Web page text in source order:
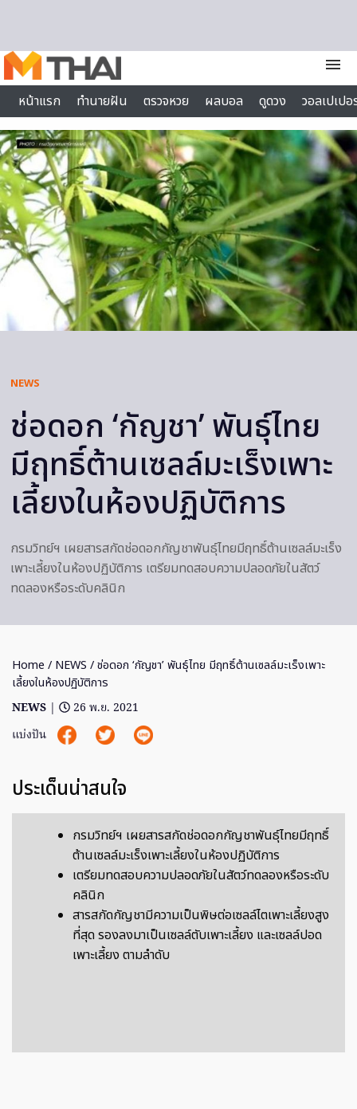
menu
หน้าแรก
ทำนายฝัน ตรวจหวย ผลบอล ดูดวง
วอลเปเป
ไลฟ์สไตล์
NEWS
ช่อดอก ‘กัญชา’ พันธุ์ไทย
มีฤทธิ์ต้านเซลล์มะเร็งเพาะ
เลี้ยงในห้องปฏิบัติการ
กรมวิทย์ฯ เผยสารสกัดช่อดอกกัญชาพันธุ์ไทยมีฤทธิ์ต้านเซลล์มะเร็ง
เพาะเลี้ยงในห้องปฏิบัติการ เตรียมทดสอบความปลอดภัยในสัตว์
ทดลองหรือระดับคลินิก
Home / NEWS / ช่อดอก ‘กัญชา’ พันธุ์ไทย มีฤทธิ์ต้านเซลล์มะเร็งเพาะ
เลี้ยงในห้องปฏิบัติการ
NEWS |
26 พ.ย. 2021
แบ่งปัน
ประเด็นน่าสนใจ
กรมวิทย์ฯ เผยสารสกัดช่อดอกกัญชาพันธุ์ไทยมีฤทธิ์
ต้านเซลล์มะเร็งเพาะเลี้ยงในห้องปฏิบัติการ
เตรียมทดสอบความปลอดภัยในสัตว์ทดลองหรือระดับ
คลินิก
สารสกัดกัญชามีความเป็นพิษต่อเซลล์ไตเพาะเลี้ยงสูง
ที่สุด รองลงมาเป็นเซลล์ตับเพาะเลี้ยง และเซลล์ปอด
เพาะเลี้ยง ตามลำดับ